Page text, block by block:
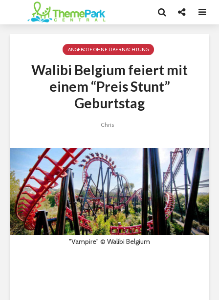
ANGEBOTE OHNE ÜBERNACHTUNG
Walibi Belgium feiert mit
einem “Preis Stunt”
Geburtstag
Chris
"Vampire" © Walibi Belgium